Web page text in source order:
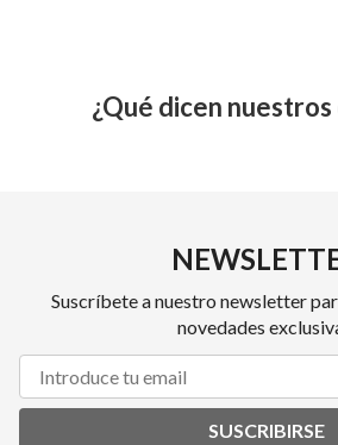
¿Qué dicen
Suscríbete a nuestro newsletter
novedades
SUSCRIBIRSE